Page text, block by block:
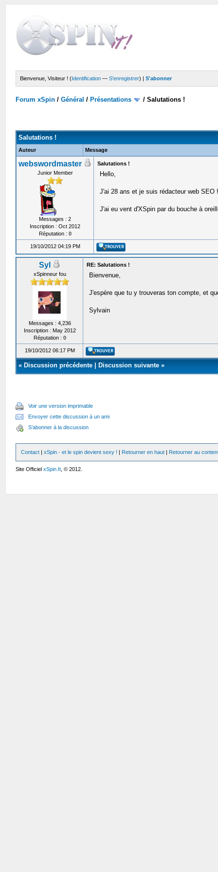
Bienvenue, Visiteur ! (Identification —S'enregistrer) |S'abonner
Forum xSpin /Général / Présentations /Salutations !
Salutations !
Auteur Message
webswordmaster
Junior Member
Messages : 2
Inscription : Oct 2012
Réputation : 0
Salutations !
Hello,
J'ai 28 ans et je suis rédacteur web SEO
J'ai eu vent d'XSpin par du bouche à
19/10/2012 04:19 PM
Syl
xSpinneur fou
Messages : 4,236
Inscription : May 2012
Réputation : 0
RE: Salutations !
Bienvenue,
J'espère que tu y trouveras ton compte, et
Sylvain
19/10/2012 06:17 PM
« Discussion précédente Discussion suivante »
Voir une version imprimable
Envoyer cette discussion à un ami
S'abonner à la discussion
Contact |xSpin - et le spin devient sexy ! | Retourner en haut | Retourner au
Site OfficielxSpin.It , © 2012.